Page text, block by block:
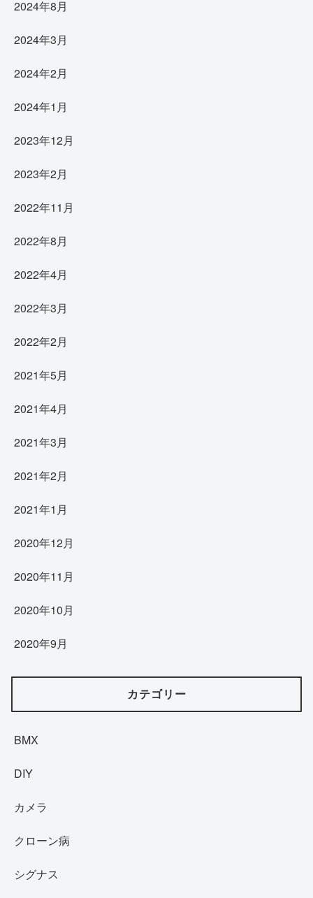
2024年8月
2024年3月
2024年2月
2024年1月
2023年12月
2023年2月
2022年11月
2022年8月
2022年4月
2022年3月
2022年2月
2021年5月
2021年4月
2021年3月
2021年2月
2021年1月
2020年12月
2020年11月
2020年10月
2020年9月
カテゴリー
BMX
DIY
カメラ
クローン病
シグナス